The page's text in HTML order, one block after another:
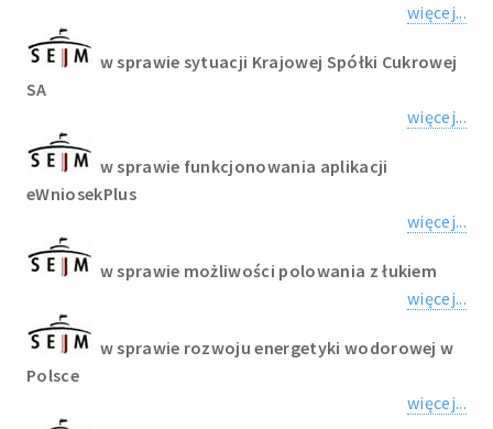
więcej...
w sprawie sytuacji Krajowej Spółki Cukrowej
SA
więcej...
w sprawie funkcjonowania aplikacji
eWniosekPlus
więcej...
w sprawie możliwości polowania z łukiem
więcej...
w sprawie rozwoju energetyki wodorowej w
Polsce
więcej...